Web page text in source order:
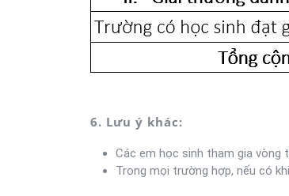
6. Lưu ý khác:
Các em học sinh tham gia
Trong mọi trường hợp, nếu có